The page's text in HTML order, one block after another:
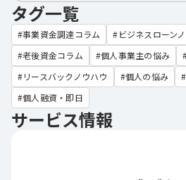
タグ一覧
事業資金調達コラム ビジネスローン
老後資金コラム
個人事業主の悩み
リースバックノウハウ
個人の悩み
個人融資・即日
サービス情報